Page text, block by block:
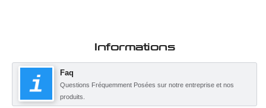
Informations
Faq
Questions Fréquemment Posées sur notre entreprise et nos
produits.